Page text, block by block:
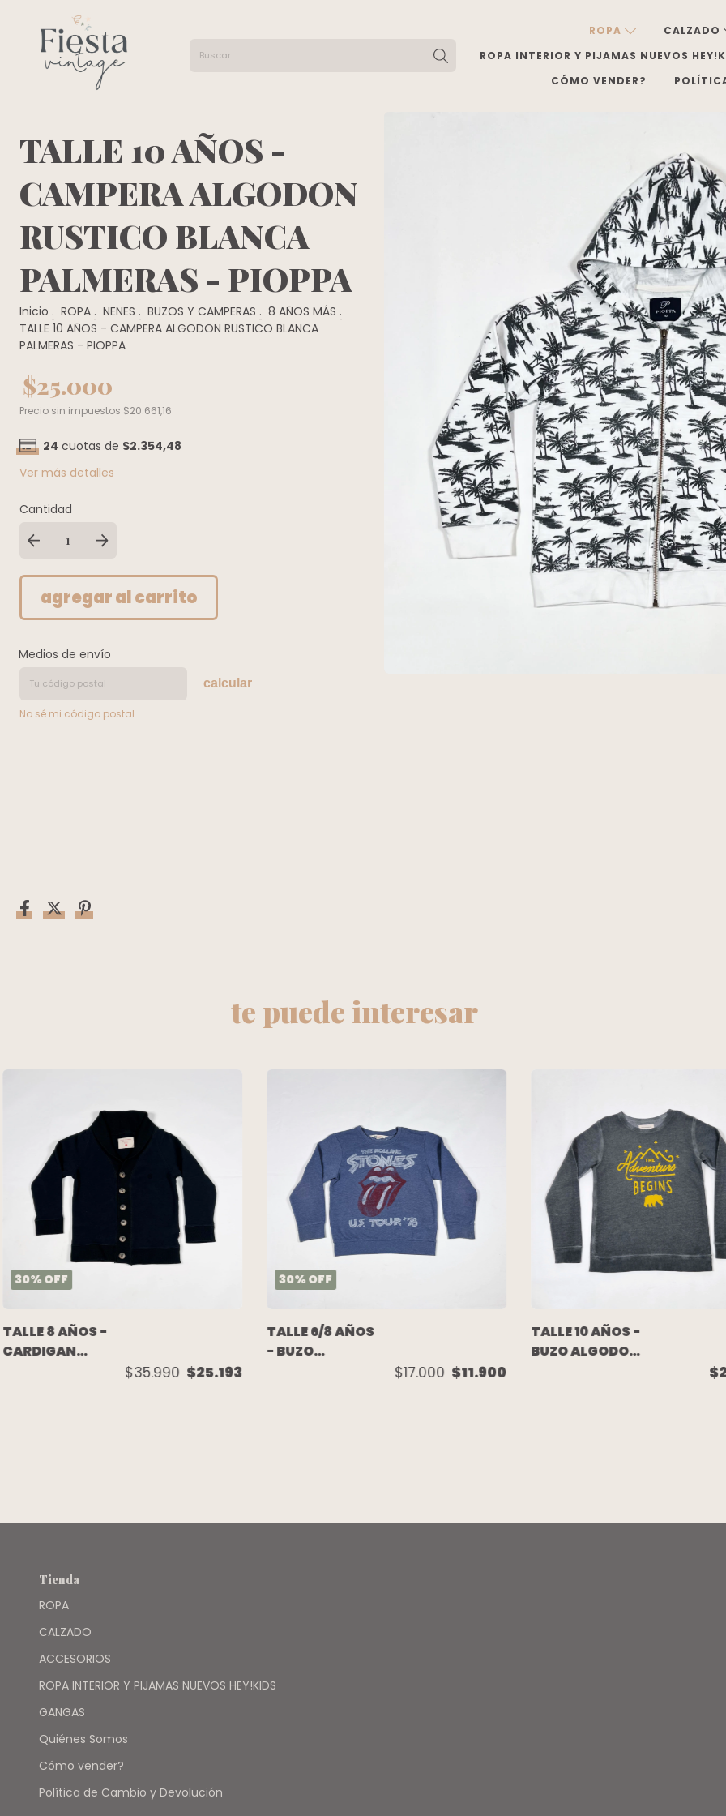
ROPA CALZADO
ROPA INTERIOR Y PIJAMAS NUEVOS
CÓMO VENDER?
TALLE 10 AÑOS -
CAMPERA ALGODON
RUSTICO BLANCA
PALMERAS - PIOPPA
Inicio . ROPA . NENES . BUZOS Y CAMPERAS . 8 AÑOS MÁS .
TALLE 10 AÑOS - CAMPERA ALGODON RUSTICO BLANCA
PALMERAS - PIOPPA
$25.000
Precio sin impuestos $20.661,16
24 cuotas de $2.354,48
Ver más detalles
Cantidad
Medios de envío
calcular
No sé mi código postal
te puede interesar
30% OFF
TALLE 8 AÑOS -
CARDIGAN
$35.990 $25.193
30% OFF
TALLE 6/8 AÑOS
- BUZO
$17.000 $11.900
TALLE 10 AÑOS -
BUZO ALGODON
Tienda
ROPA
CALZADO
ACCESORIOS
ROPA INTERIOR Y PIJAMAS NUEVOS HEY!KIDS
GANGAS
Quiénes Somos
Cómo vender?
Política de Cambio y Devolución